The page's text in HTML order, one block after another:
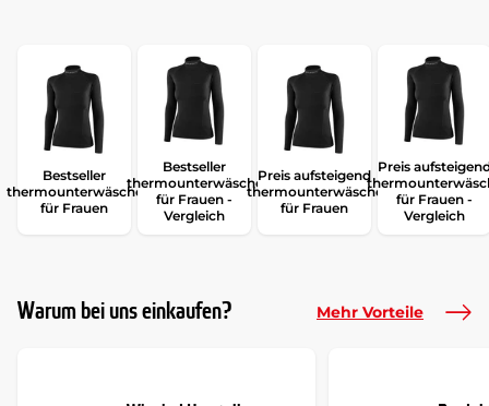
Bestseller
thermounterwäsche
für Frauen
Bestseller
thermounterwäsche
für Frauen -
Vergleich
Preis aufsteigend
thermounterwäsche
für Frauen
Preis
für Frauen -
Vergleich
Warum bei uns einkaufen? Mehr Vorteile